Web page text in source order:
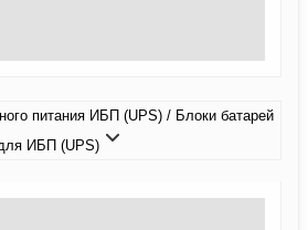
питания ИБП (UPS) / Блоки батарей
ИБП (UPS)